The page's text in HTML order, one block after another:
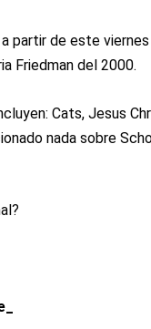
partir de este
Friedman del 2000.
Cats, Jesus
nada sobre